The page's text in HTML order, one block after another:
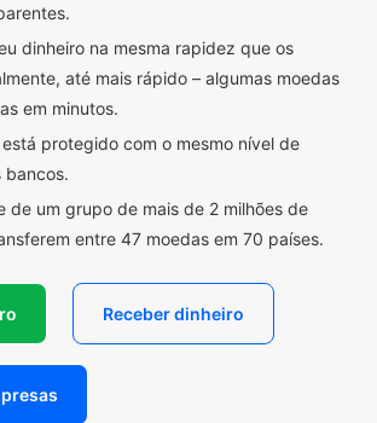
dinheiro na mesma rapidez que os
até mais rápido – algumas moedas
em minutos.
protegido com o mesmo nível de
bancos.
de um grupo de mais de 2 milhões de
entre 47 moedas em 70 países.
Receber dinheiro